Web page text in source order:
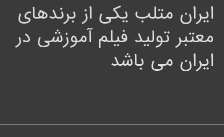
ایران متلب یکی از برندهای
معتبر تولید فیلم آموزشی در
ایران می باشد